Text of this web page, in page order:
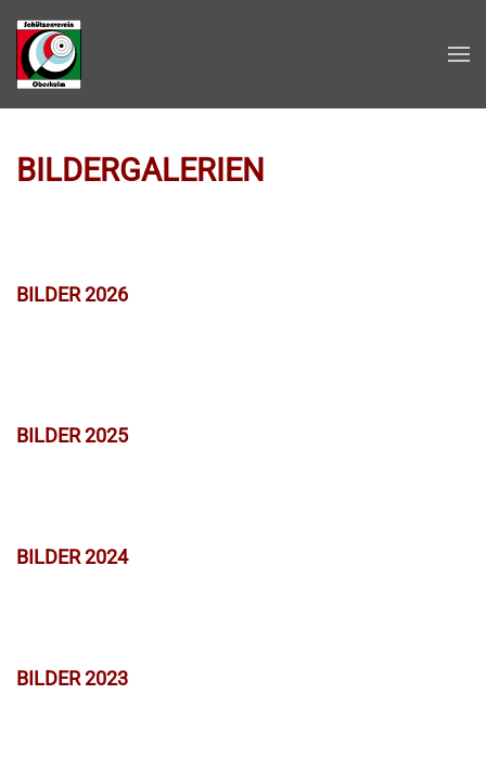
Zum Hauptinhalt springen
BILDERGALERIEN
BILDER 2026
BILDER 2025
BILDER 2024
BILDER 2023